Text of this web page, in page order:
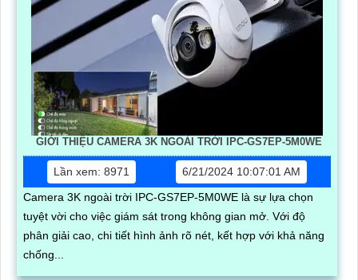
GIỚI THIỆU CAMERA 3K NGOÀI TRỜI IPC-GS7EP-5M0WE
Lần xem: 8971
6/21/2024 10:07:01 AM
Camera 3K ngoài trời IPC-GS7EP-5M0WE là sự lựa chọn
tuyệt vời cho việc giám sát trong không gian mở. Với độ
phân giải cao, chi tiết hình ảnh rõ nét, kết hợp với khả năng
chống...